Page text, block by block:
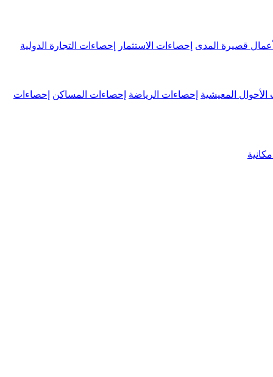
قصيرة المدى إحصاءات الاستثمار إحصاءات التجارة الدولية
الأحوال المعيشية إحصاءات الرياضة إحصاءات المساكن إحصاءات